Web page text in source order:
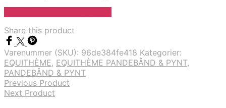
Share this product
Varenummer (SKU): 96de384fe418 Kategorier:
EQUITHÈME, EQUITHÈME PANDEBÅND & PYNT,
PANDEBÅND & PYNT
Previous Product
Next Product